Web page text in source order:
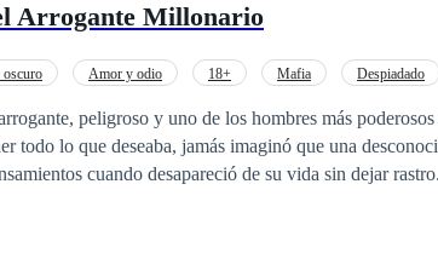
Arrogante Millonario
oscuro Amor y odio 18+ Mafia Despiadado
peligroso y uno de los hombres más
todo lo que deseaba, jamás imaginó que una
cuando desapareció de su vida sin dejar
dejó de ser un ardiente recuerdo para convertirse en